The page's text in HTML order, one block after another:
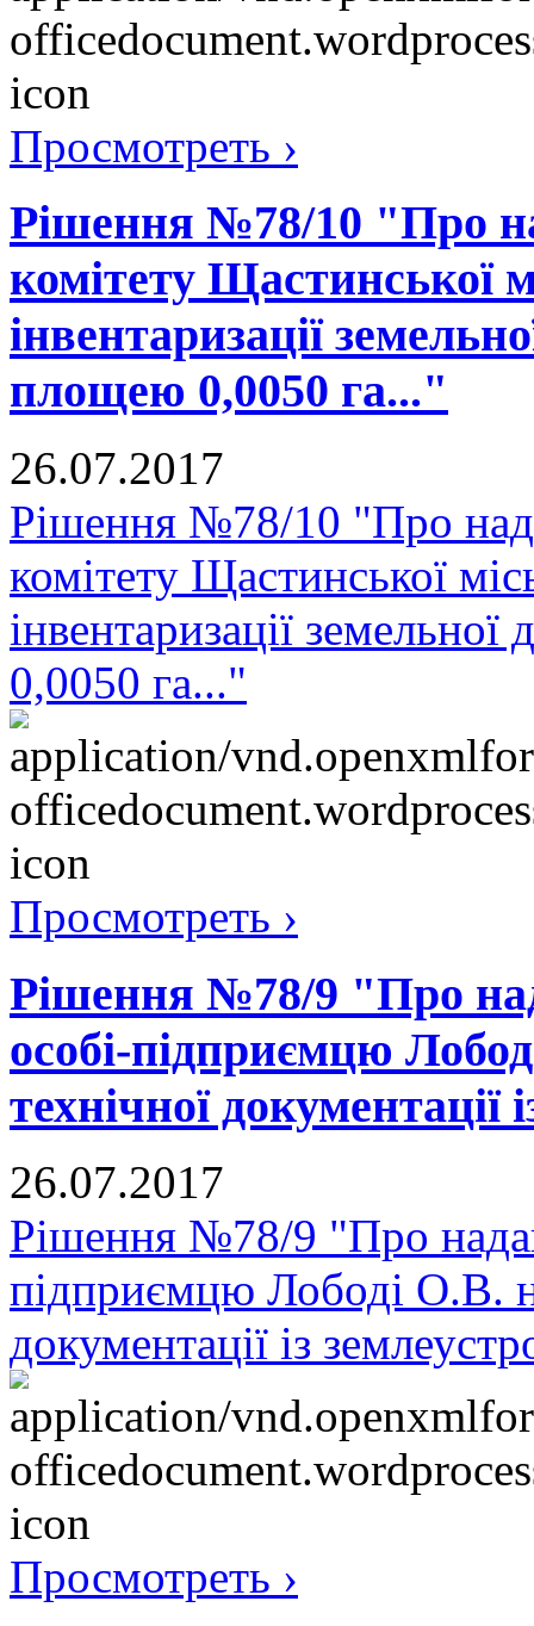
Просмотреть ›
Рішення №78/10 "Про
комітету Щастинської
інвентаризації
площею 0,0050 га..."
26.07.2017
Рішення №78/10 "Про
комітету Щастинської
інвентаризації
0,0050 га..."
Просмотреть ›
Рішення №78/9 "Про
особі-підприємцю
технічної
26.07.2017
Рішення №78/9 "Про
підприємцю Лободі О.В.
документації із
Просмотреть ›